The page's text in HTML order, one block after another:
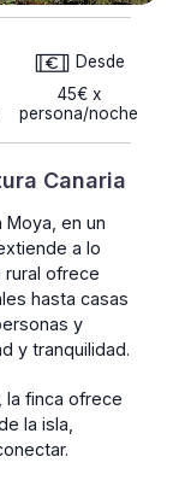
Desde
45€ x
persona/noche
Canaria
Moya, en un
a lo
rural ofrece
hasta casas
y
y tranquilidad.
la finca ofrece
la isla,